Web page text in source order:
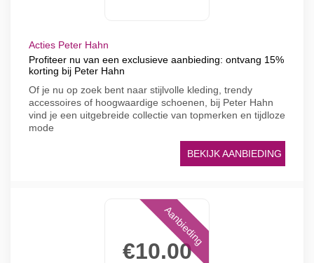
Acties Peter Hahn
Profiteer nu van een exclusieve aanbieding: ontvang 15%
korting bij Peter Hahn
Of je nu op zoek bent naar stijlvolle kleding, trendy
accessoires of hoogwaardige schoenen, bij Peter Hahn
vind je een uitgebreide collectie van topmerken en tijdloze
mode
BEKIJK AANBIEDING
€10.00
Aanbieding